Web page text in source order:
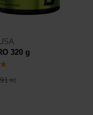
320 g
Kč